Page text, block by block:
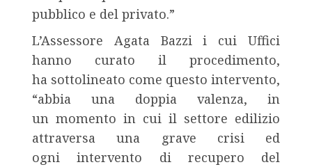
pubblico e del privato.”
L’Assessore Agata Bazzi i cui Uffici
hanno curato il procedimento,
ha sottolineato come questo intervento,
“abbia una doppia valenza, in
un momento in cui il settore edilizio
attraversa una grave crisi ed
ogni intervento di recupero del